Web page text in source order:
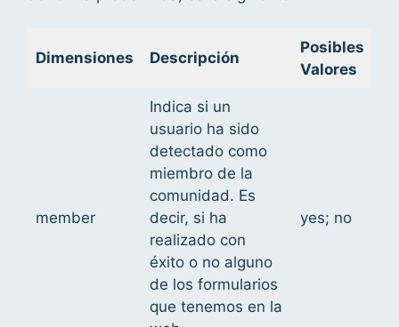
Dimensiones Descripción
Posibles
Valores
member
Indica si un
usuario ha sido
detectado como
miembro de la
comunidad. Es
decir, si ha
realizado con
éxito o no alguno
de los formularios
que tenemos en la
yes; no